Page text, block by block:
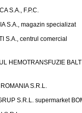
S.A., F.P.C.
S.A., magazin specializat
S.A., centrul comercial
HEMOTRANSFUZIE
S.R.L.
S.R.L. supermarket